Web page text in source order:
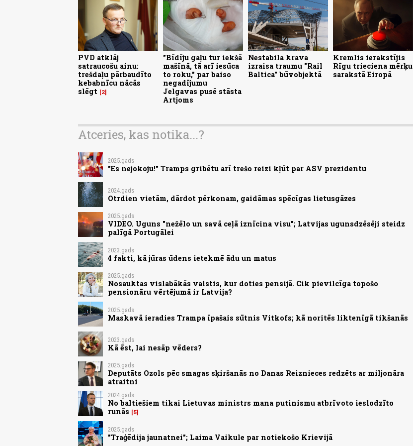
PVD atklāj
satraucošu ainu:
trešdaļu pārbaudīto
kebabnīcu nācās
slēgt 2
"Bīdīju gaļu tur iekšā
mašīnā, tā arī iesūca
to roku," par baiso
negadījumu
Jelgavas pusē stāsta
Artjoms
Nestabila krava
izraisa traumu "Rail
Baltica" būvobjektā
Kremlis ierakstījis
Rīgu trieciena mērķu
sarakstā Eiropā
Atceries, kas notika...?
2025.gads
"Es nejokoju!" Tramps gribētu arī trešo reizi kļūt par ASV prezidentu
2024.gads
Otrdien vietām, dārdot pērkonam, gaidāmas spēcīgas lietusgāzes
2025.gads
VIDEO. Uguns "nežēlo un savā ceļā iznīcina visu"; Latvijas ugunsdzēsēji steidz
palīgā Portugālei
2023.gads
4 fakti, kā jūras ūdens ietekmē ādu un matus
2025.gads
Nosauktas vislabākās valstis, kur doties pensijā. Cik pievilcīga topošo
pensionāru vērtējumā ir Latvija?
2025.gads
Maskavā ieradies Trampa īpašais sūtnis Vitkofs; kā noritēs liktenīgā tikšanās
2023.gads
Kā ēst, lai nesāp vēders?
2025.gads
Deputāts Ozols pēc smagas sķiršanās no Danas Reiznieces redzēts ar miljonāra
atraitni
2024.gads
No baltiešiem tikai Lietuvas ministrs mana putinismu atbrīvoto ieslodzīto
runās
5
2025.gads
"Traģēdija jaunatnei"; Laima Vaikule par notiekošo Krievijā